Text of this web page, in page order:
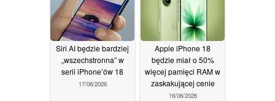
Siri AI będzie bardziej
„wszechstronna” w
serii iPhone’ów 18
17/06/2026
Apple iPhone 18
będzie miał o 50%
więcej pamięci RAM w
zaskakującej cenie
16/06/2026